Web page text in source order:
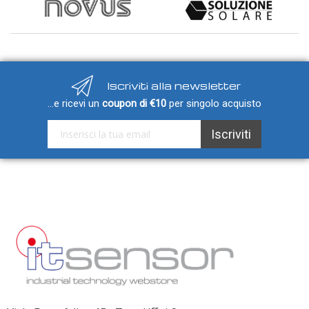
Iscriviti alla newsletter
...e ricevi un coupon di €10 per singolo acquisto
Iscriviti alla nostra Newsletter: Iscriviti